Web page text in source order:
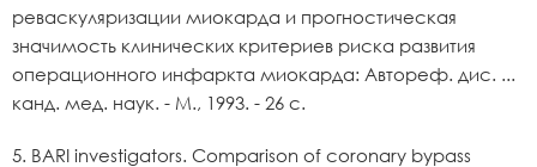
реваскуляризации миокарда и прогностическая
значимость клинических критериев риска развития
операционного инфаркта миокарда: Автореф. дис. ...
канд. мед. наук. - М., 1993. - 26 с.
5. BARI investigators. Comparison of coronary bypass